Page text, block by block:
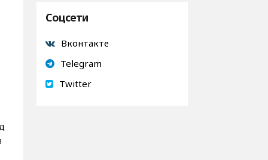
Соцсети
Вконтакте
Telegram
Twitter